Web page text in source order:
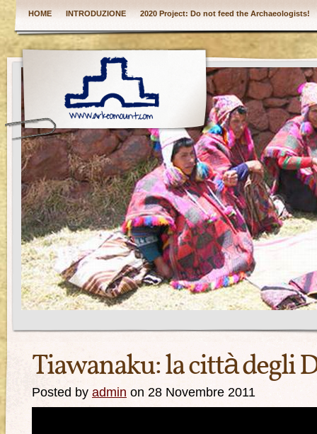
HOME INTRODUZIONE 2020 Project: Do not feed the Archaeologists!
Tiawanaku: la città degli
Posted by admin on 28 Novembre 2011